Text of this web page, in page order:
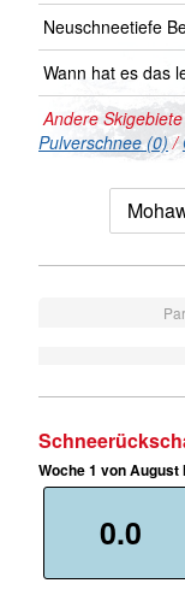
Neuschneetiefe
Wann hat es das
Andere
Pulverschnee (0)/
Woche 1 von
0.0